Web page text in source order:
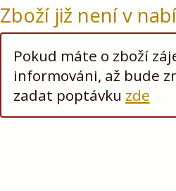
Zboží již není v
Pokud máte o zboží
informováni, až bude
zadat poptávku zde